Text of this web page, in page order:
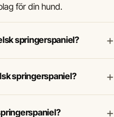
för din hund.
springerspaniel? +
springerspaniel? +
+